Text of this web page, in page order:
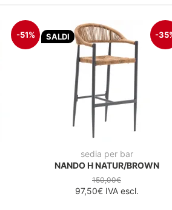
-51% SALDI -
sedia per bar
NANDO H NATUR/BROWN
150,00€
97,50€IVA escl.